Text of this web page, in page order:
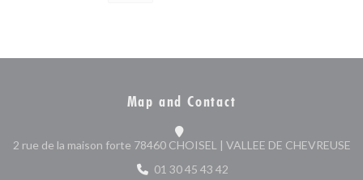
Map and Contact
2 rue de la maison forte 78460 CHOISEL | VALLEE DE CHEVREUSE
01 30 45 43 42